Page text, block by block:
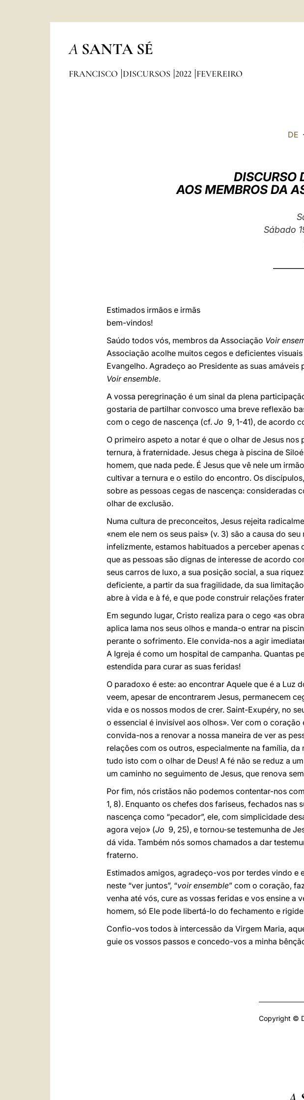
A SANTA SÉ
FRANCISCO DISCURSOS 2022 FEVEREIRO
DE
DISCURSO
AOS MEMBROS DA
Sábado
Estimados irmãos e irmãs
bem-vindos!
Saúdo todos vós, membros da Associação Voir
Associação acolhe muitos cegos e deficientes
Evangelho. Agradeço ao Presidente as suas
Voir ensemble.
A vossa peregrinação é um sinal da plena
gostaria de partilhar convosco uma breve reflexão
com o cego de nascença (cf. Jo 9, 1-41), de acordo
O primeiro aspeto a notar é que o olhar de Jesus
ternura, à fraternidade. Jesus chega à piscina de
homem, que nada pede. É Jesus que vê nele um
cultivar a ternura e o estilo do encontro. Os
sobre as pessoas cegas de nascença: consideradas
olhar de exclusão.
Numa cultura de preconceitos, Jesus rejeita
«nem ele nem os seus pais» (v. 3) são a causa do
infelizmente, estamos habituados a perceber
que as pessoas são dignas de interesse de acordo
seus carros de luxo, a sua posição social, a sua
deficiente, a partir da sua fragilidade, da sua
abre à vida e à fé, e que pode construir relações
Em segundo lugar, Cristo realiza para o cego «as
aplica lama nos seus olhos e manda-o entrar na
perante o sofrimento. Ele convida-nos a agir
A Igreja é como um hospital de campanha. Quantas
estendida para curar as suas feridas!
O paradoxo é este: ao encontrar Aquele que é a Luz
veem, apesar de encontrarem Jesus, permanecem
vida e os nossos modos de crer. Saint-Exupéry, no
o essencial é invisível aos olhos». Ver com o
convida-nos a renovar a nossa maneira de ver as
relações com os outros, especialmente na família,
tudo isto com o olhar de Deus! A fé não se reduz a
um caminho no seguimento de Jesus, que renova
Por fim, nós cristãos não podemos contentar-nos
1, 8). Enquanto os chefes dos fariseus, fechados
nascença como “pecador”, ele, com simplicidade
agora vejo» (Jo 9, 25), e tornou-se testemunha de
dá vida. Também nós somos chamados a dar
fraterno.
Estimados amigos, agradeço-vos por terdes vindo e
neste “ver juntos”, “voir ensemble” com o coração,
venha até vós, cure as vossas feridas e vos ensine
homem, só Ele pode libertá-lo do fechamento e
Confio-vos todos à intercessão da Virgem Maria,
guie os vossos passos e concedo-vos a minha
Copyright ©